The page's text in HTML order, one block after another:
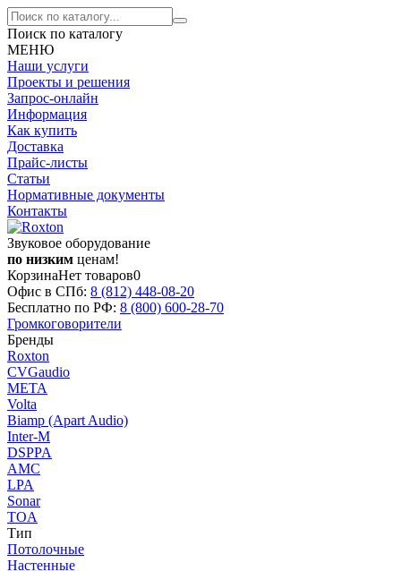
Поиск по каталогу
МЕНЮ
Наши услуги
Проекты и решения
Запрос-онлайн
Информация
Как купить
Доставка
Прайс-листы
Статьи
Нормативные документы
Контакты
Звуковое оборудование
по низким ценам!
КорзинаНет товаров0
Офис в СПб: 8 (812) 448-08-20
Бесплатно по РФ: 8 (800) 600-28-70
Громкоговорители
Бренды
Roxton
CVGaudio
МЕТА
Volta
Biamp (Apart Audio)
Inter-M
DSPPA
AMC
LPA
Sonar
TOA
Тип
Потолочные
Настенные